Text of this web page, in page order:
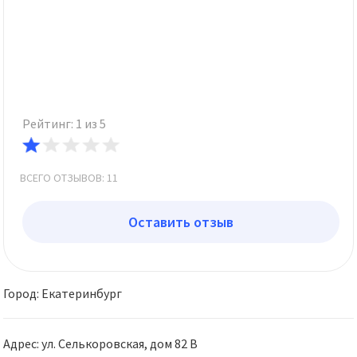
Город: Екатеринбург
Адрес: ул. Селькоровская, дом 82 В
Рейтинг: 1 из 5
ВСЕГО ОТЗЫВОВ: 11
Оставить отзыв